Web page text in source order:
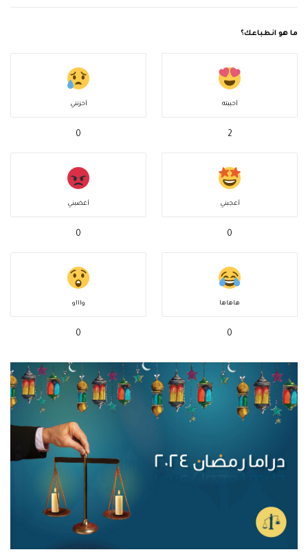
ما هو انطباعك؟
أحببته
2
أحزنني
0
أعجبني
0
أغضبني
0
هاهاها
0
واااو
0